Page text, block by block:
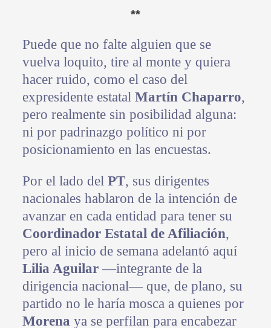
**
Puede que no falte alguien que se
vuelva loquito, tire al monte y quiera
hacer ruido, como el caso del
expresidente estatal Martín Chaparro,
pero realmente sin posibilidad alguna:
ni por padrinazgo político ni por
posicionamiento en las encuestas.
Por el lado del PT, sus dirigentes
nacionales hablaron de la intención de
avanzar en cada entidad para tener su
Coordinador Estatal de Afiliación,
pero al inicio de semana adelantó aquí
Lilia Aguilar—integrante de la
dirigencia nacional— que, de plano, su
partido no le haría mosca a quienes por
Morena ya se perfilan para encabezar